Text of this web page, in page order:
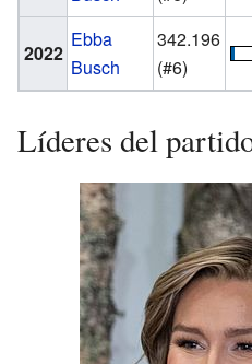
2022
Ebba
Busch
342.196
(#6)
Líderes del